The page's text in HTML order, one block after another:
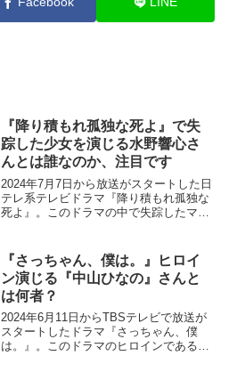
『降り積もれ孤独な死よ』で失
踪した少女を演じる水野響心さ
んとは誰なのか、注目です
2024年7月7日から放送がスタートした日
テレ系テレビドラマ『降り積もれ孤独な
死よ』。このドラマの中で失踪したマル
れ孤独な死よ』はhuluで過去放送話が見
放題で配信され...
『さっちゃん、僕は。』ヒロイ
ン演じる『中山ひなの』さんと
は何者？
2024年6月11日からTBSテレビで放送が
スタートしたドラマ『さっちゃん、僕
は。』。このドラマのヒロインであるさ